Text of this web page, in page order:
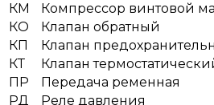
КМ
Компрессор винтовой
КО
Клапан обратный
КП
Клапан
КТ
Клапан
ПР
Передача ременная
РД
Реле давления